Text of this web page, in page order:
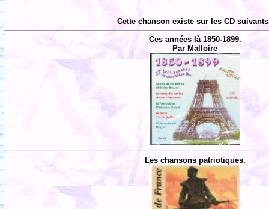
Cette chanson existe sur les CD
Ces années là 1850-1899.
Par Malloire
Les chansons patriotiques.